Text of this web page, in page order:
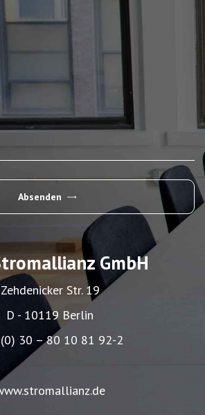
Absenden
GmbH
Zehdenicker Str. 19
D - 10119 Berlin
30 – 80 10 81 92-2